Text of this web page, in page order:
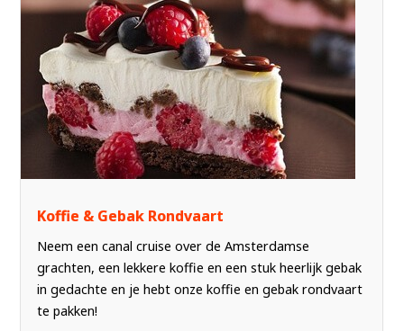
Koffie & Gebak Rondvaart
Neem een canal cruise over de Amsterdamse
grachten, een lekkere koffie en een stuk heerlijk gebak
in gedachte en je hebt onze koffie en gebak rondvaart
te pakken!